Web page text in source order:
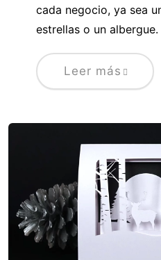
cada negocio, ya sea
estrellas o un albergue.
Leer más